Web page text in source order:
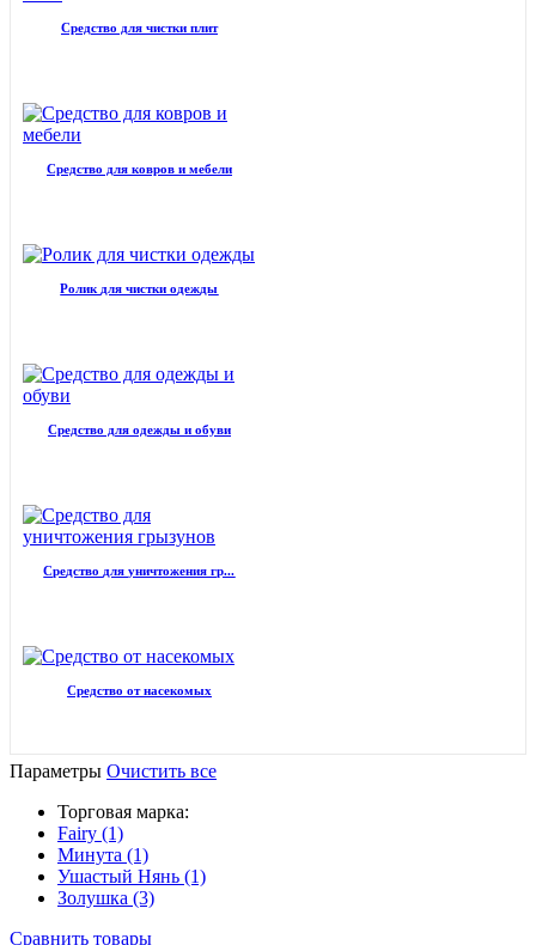
Средство для чистки плит
Средство для ковров и мебели
Ролик для чистки одежды
Средство для одежды и обуви
Средство для уничтожения гр...
Средство от насекомых
Параметры Очистить все
Торговая марка:
Fairy (1)
Минута (1)
Ушастый Нянь (1)
Золушка (3)
Сравнить товары